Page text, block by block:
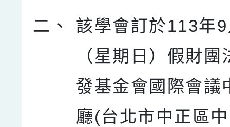
二、
該學會訂於113年
（星期日）假財
發基金會國際會議
廳(台北市中正區